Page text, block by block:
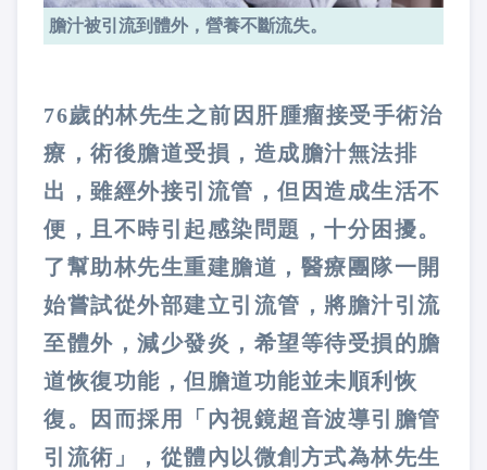
膽汁被引流到體外，營養不斷流失。
76歲的林先生之前因肝腫瘤接受手術治
療，術後膽道受損，造成膽汁無法排
出，雖經外接引流管，但因造成生活不
便，且不時引起感染問題，十分困擾。
了幫助林先生重建膽道，醫療團隊一開
始嘗試從外部建立引流管，將膽汁引流
至體外，減少發炎，希望等待受損的膽
道恢復功能，但膽道功能並未順利恢
復。因而採用「內視鏡超音波導引膽管
引流術」，從體內以微創方式為林先生